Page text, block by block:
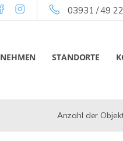
03931 / 49
STANDORTE
Anzahl der